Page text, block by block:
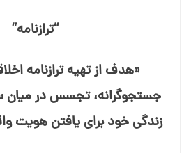
“ترازنامه”
«هدف از تهیه ترازنامه⁯
جستجوگرانه، تجسس در میان
زندگی خود برای یافتن هویت